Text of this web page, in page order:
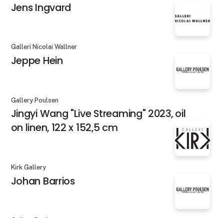
Jens Ingvard
Galleri Nicolai Wallner
Jeppe Hein
Gallery Poulsen
Jingyi Wang "Live Streaming" 2023, oil
on linen, 122 x 152,5 cm
Kirk Gallery
Johan Barrios